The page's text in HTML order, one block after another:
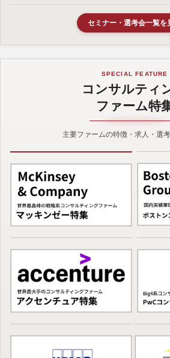
セミナー・選考会一覧を
SPECIAL FEATURE
コンサルティ
ファーム特
主要ファームの特徴・求人・選